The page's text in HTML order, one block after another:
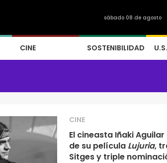
sábado 08 de agosto
CINE SOSTENIBILIDAD
CINE
El cineasta Iñaki
de su película Lujuria,
Sitges y triple